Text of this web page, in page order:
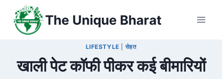
content
The Unique Bharat
LIFESTYLE सेहत
खाली पेट कॉफी पीकर कई बीमारियों